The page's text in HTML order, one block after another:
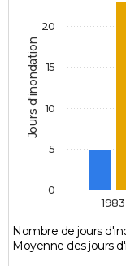
Jours d'inondation
Nombre de jours
Moyenne des jours
1983
0
5
10
15
20